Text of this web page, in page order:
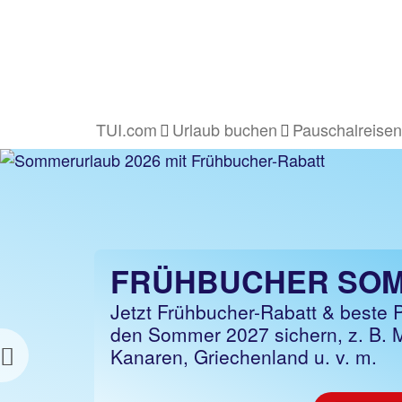
TUI.com Urlaub buchen Pauschalreisen
Previous
FRÜHBUCHER
Bereit zum Abtauchen? Jetzt
Frühbucher-Rabatt sichern und
sparen, Flex Tarif buchbar
FRÜHBUCHER
Jetzt Frühbucher-Rabatt & beste
den Sommer 2027 sichern, z. B.
Kanaren, Griechenland u. v. m.